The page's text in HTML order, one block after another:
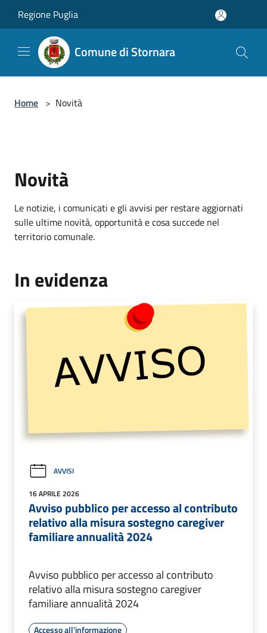
Regione Puglia
Comune di Stornara
Home > Novità
Novità
Le notizie, i comunicati e gli avvisi per restare aggiornati
sulle ultime novità, opportunità e cosa succede nel
territorio comunale.
In evidenza
AVVISI
16 APRILE 2026
Avviso pubblico per accesso al contributo
relativo alla misura sostegno caregiver
familiare annualità 2024
Avviso pubblico per accesso al contributo
relativo alla misura sostegno caregiver
familiare annualità 2024
Accesso all'informazione